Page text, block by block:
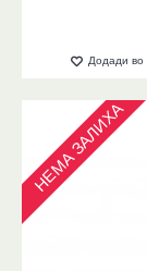
Додади во
НЕМА ЗАЛИХА